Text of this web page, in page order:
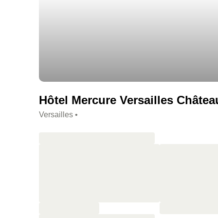
Hôtel Mercure Versailles
Versailles •